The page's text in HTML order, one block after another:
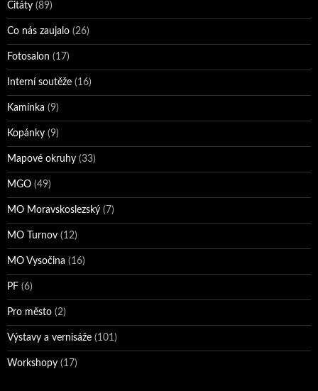
Citáty (89)
Co nás zaujalo (26)
Fotosalon (17)
Interní soutěže (16)
Kamínka (9)
Kopánky (9)
Mapové okruhy (33)
MGO (49)
MO Moravskoslezský (7)
MO Turnov (12)
MO Vysočina (16)
PF (6)
Pro město (2)
Výstavy a vernisáže (101)
Workshopy (17)